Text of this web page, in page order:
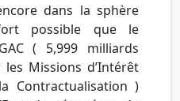
dans la sphère
possible que le
( 5,999 milliards
Missions d’Intérêt
Contractualisation )